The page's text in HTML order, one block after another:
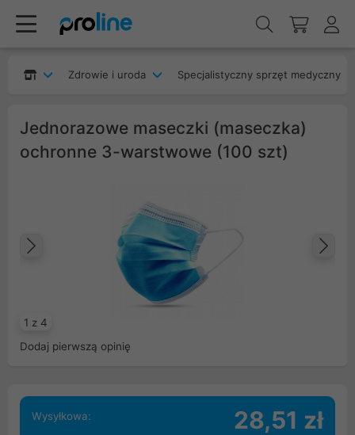
Zdrowie i uroda Specjalistyczny sprzęt medyczny
Jednorazowe maseczki (maseczka)
ochronne 3-warstwowe (100 szt)
1 z 4
Poprzedni
Dodaj pierwszą opinię
Wysyłkowa: 28,51 zł